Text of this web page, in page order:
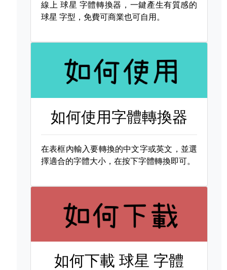
線上 球星 字體轉換器，一鍵產生有質感的
球星 字型，免費可商業也可自用。
如何使用字體轉換器
在表框內輸入要轉換的中文字或英文，並選
擇適合的字體大小，在按下字體轉換即可。
如何下載球星 字體